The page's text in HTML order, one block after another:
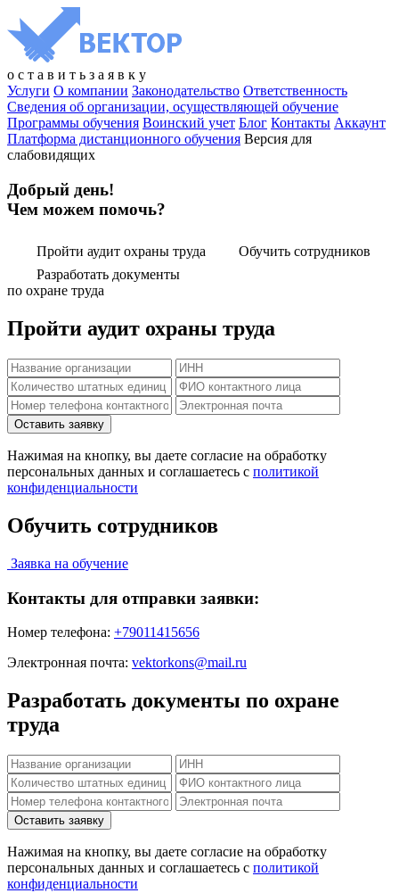
о с т а в и т ь з а я в к у
Услуги О компании Законодательство Ответственность
Сведения об организации, осуществляющей обучение
Программы обучения Воинский учет Блог Контакты Аккаунт
Платформа дистанционного обучения Версия для
слабовидящих
Добрый день!
Чем можем помочь?
Пройти аудит охраны труда
Обучить сотрудников
Разработать документы
по охране труда
Пройти аудит охраны труда
Нажимая на кнопку, вы даете согласие на обработку
персональных данных и соглашаетесь c политикой
конфиденциальности
Обучить сотрудников
Заявка на обучение
Контакты для отправки заявки:
Номер телефона: +79011415656
Электронная почта: vektorkons@mail.ru
Разработать документы по охране
труда
Нажимая на кнопку, вы даете согласие на обработку
персональных данных и соглашаетесь c политикой
конфиденциальности